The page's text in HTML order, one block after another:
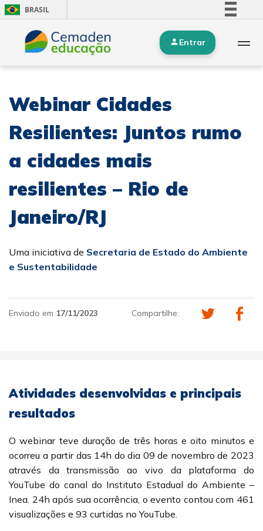
BRASIL
Simplifique!
Comunica BR
Legislação
Entrar
Webinar Cidades
Resilientes: Juntos rumo
a cidades mais
resilientes – Rio de
Janeiro/RJ
Uma iniciativa de Secretaria de Estado do Ambiente
e Sustentabilidade
Enviado em 17/11/2023 Compartilhe:
Atividades desenvolvidas e principais
resultados
O webinar teve duração de três horas e oito minutos e
ocorreu a partir das 14h do dia 09 de novembro de 2023
através da transmissão ao vivo da plataforma do
YouTube do canal do Instituto Estadual do Ambiente –
Inea. 24h após sua ocorrência, o evento contou com 461
visualizações e 93 curtidas no YouTube.